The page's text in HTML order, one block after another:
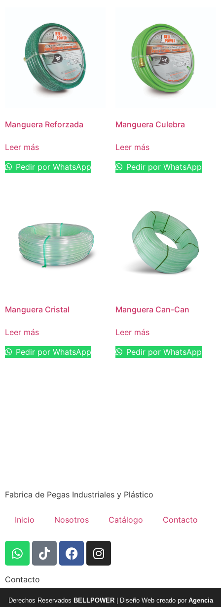
Manguera Reforzada
Leer más
Pedir por WhatsApp
Manguera Culebra
Leer más
Pedir por WhatsApp
Manguera Cristal
Leer más
Pedir por WhatsApp
Manguera Can-Can
Leer más
Pedir por WhatsApp
Fabrica de Pegas Industriales y Plástico
Inicio Nosotros Catálogo Contacto
Contacto
Derechos Reservados BELLPOWER | Diseño Web creado por Agencia